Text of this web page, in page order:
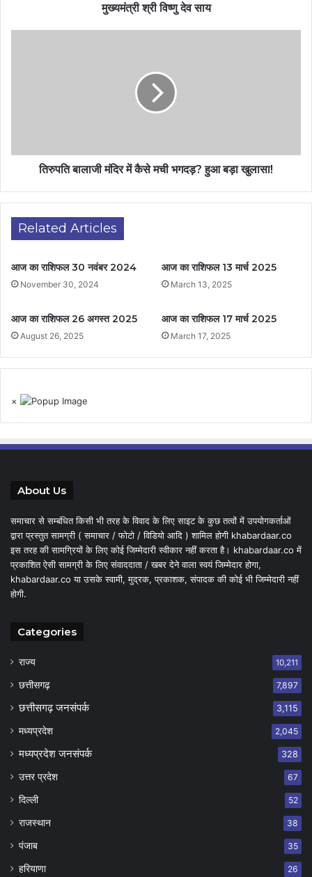
मुख्यमंत्री श्री विष्णु देव साय
तिरुपति बालाजी मंदिर में कैसे मची भगदड़? हुआ बड़ा खुलासा!
Related Articles
आज का राशिफल 30 नवंबर 2024
November 30, 2024
आज का राशिफल 13 मार्च 2025
March 13, 2025
आज का राशिफल 26 अगस्त 2025
August 26, 2025
आज का राशिफल 17 मार्च 2025
March 17, 2025
×
About Us
समाचार से सम्बंधित किसी भी तरह के विवाद के लिए साइट के कुछ तत्वों में उपयोगकर्ताओं
द्वारा प्रस्तुत सामग्री ( समाचार / फोटो / विडियो आदि ) शामिल होगी khabardaar.co
इस तरह की सामग्रियों के लिए कोई जिम्मेदारी स्वीकार नहीं करता है। khabardaar.co में
प्रकाशित ऐसी सामग्री के लिए संवाददाता / खबर देने वाला स्वयं जिम्मेदार होगा,
khabardaar.co या उसके स्वामी, मुद्रक, प्रकाशक, संपादक की कोई भी जिम्मेदारी नहीं
होगी.
Categories
राज्य 10,211
छत्तीसगढ़ 7,897
छत्तीसगढ़ जनसंपर्क 3,115
मध्यप्रदेश 2,045
मध्यप्रदेश जनसंपर्क 328
उत्तर प्रदेश 67
दिल्ली 52
राजस्थान 38
पंजाब 35
हरियाणा 26